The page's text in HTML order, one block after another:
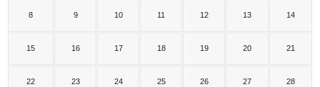
8 9 10 11 12 13 14
15 16 17 18 19 20 21
22 23 24 25 26 27 28